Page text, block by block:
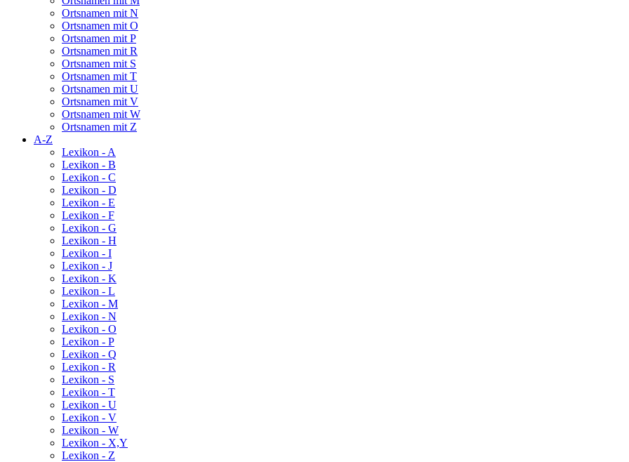
Ortsnamen mit N
Ortsnamen mit O
Ortsnamen mit P
Ortsnamen mit R
Ortsnamen mit S
Ortsnamen mit T
Ortsnamen mit U
Ortsnamen mit V
Ortsnamen mit W
Ortsnamen mit Z
A-Z
Lexikon - A
Lexikon - B
Lexikon - C
Lexikon - D
Lexikon - E
Lexikon - F
Lexikon - G
Lexikon - H
Lexikon - I
Lexikon - J
Lexikon - K
Lexikon - L
Lexikon - M
Lexikon - N
Lexikon - O
Lexikon - P
Lexikon - Q
Lexikon - R
Lexikon - S
Lexikon - T
Lexikon - U
Lexikon - V
Lexikon - W
Lexikon - X,Y
Lexikon - Z